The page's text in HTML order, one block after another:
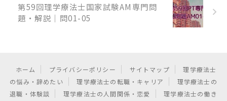
第59回理学療法士国家試験AM専門問
題・解説｜問01-05
ホーム プライバシーポリシー サイトマップ
理学療法士
の悩み・辞めたい
理学療法士の転職・キャリア
理学療法士の
退職・体験談
理学療法士の人間関係・恋愛 理学療法士の働き